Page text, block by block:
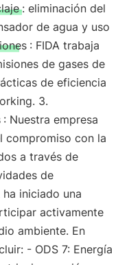
: eliminación del
de agua y uso
: FIDA trabaja
de gases de
de eficiencia
3.
: Nuestra empresa
compromiso con la
a través de
de
ha iniciado una
activamente
ambiente. En
- ODS 7: Energía